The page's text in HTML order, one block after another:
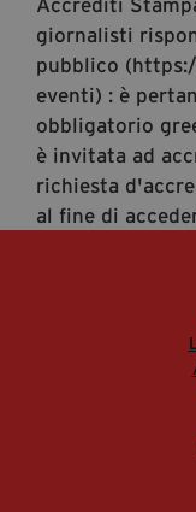
giornalisti
pubblico
eventi) : è
obbligatorio
è invitata ad
richiesta
al fine di